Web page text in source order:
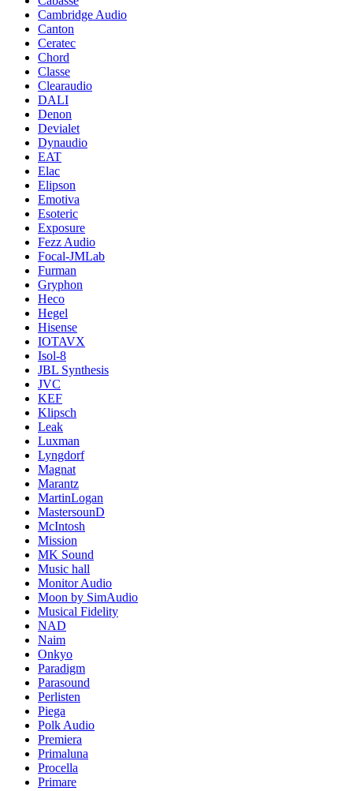
Cambridge Audio
Canton
Ceratec
Chord
Classe
Clearaudio
DALI
Denon
Devialet
Dynaudio
EAT
Elac
Elipson
Emotiva
Esoteric
Exposure
Fezz Audio
Focal-JMLab
Furman
Gryphon
Heco
Hegel
Hisense
IOTAVX
Isol-8
JBL Synthesis
JVC
KEF
Klipsch
Leak
Luxman
Lyngdorf
Magnat
Marantz
MartinLogan
MastersounD
McIntosh
Mission
MK Sound
Music hall
Monitor Audio
Moon by SimAudio
Musical Fidelity
NAD
Naim
Onkyo
Paradigm
Parasound
Perlisten
Piega
Polk Audio
Premiera
Primaluna
Procella
Primare